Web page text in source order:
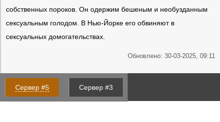
собственных пороков. Он одержим бешеным и необузданным
сексуальным голодом. В Нью-Йорке его обвиняют в
сексуальных домогательствах.
Обновлено: 30-03-2025, 09:11
Сервер #5 Сервер #3